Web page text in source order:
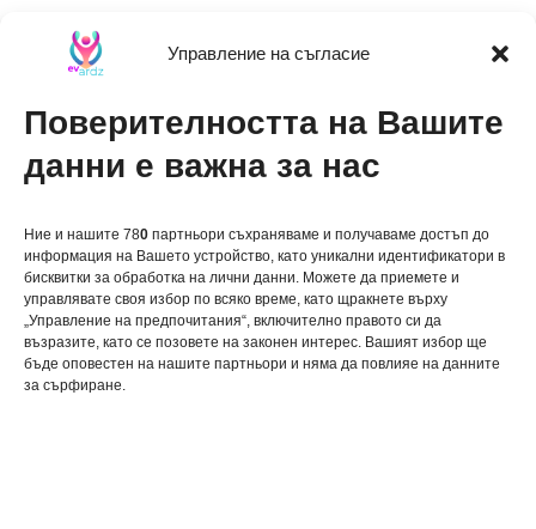
Управление на съгласие
Поверителността на Вашите
данни е важна за нас
Ние и нашите 780 партньори съхраняваме и получаваме достъп до
информация на Вашето устройство, като уникални идентификатори в
бисквитки за обработка на лични данни. Можете да приемете и
управлявате своя избор по всяко време, като щракнете върху
„Управление на предпочитания“, включително правото си да
възразите, като се позовете на законен интерес. Вашият избор ще
бъде оповестен на нашите партньори и няма да повлияе на данните
за сърфиране.
мазнините и защо са опасни
Наситените мазнини: Какво
трябва да знаете и защо е
важно за здравето ви?
关于我们